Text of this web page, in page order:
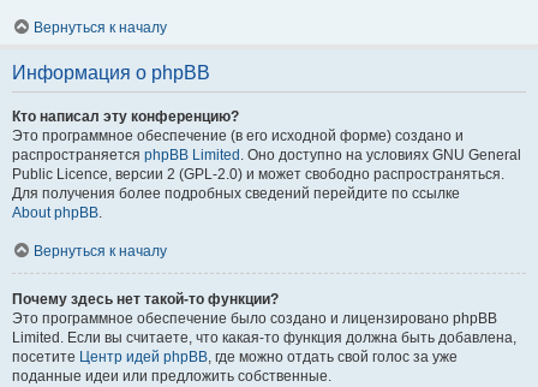
Вернуться к началу
Информация о phpBB
Кто написал эту конференцию?
Это программное обеспечение (в его исходной форме) создано и
распространяется phpBB Limited . Оно доступно на условиях GNU General
Public Licence, версии 2 (GPL-2.0) и может свободно распространяться.
Для получения более подробных сведений перейдите по ссылке
About phpBB.
Вернуться к началу
Почему здесь нет такой-то функции?
Это программное обеспечение было создано и лицензировано phpBB
Limited. Если вы считаете, что какая-то функция должна быть добавлена,
посетите Центр идей phpBB, где можно отдать свой голос за уже
поданные идеи или предложить собственные.